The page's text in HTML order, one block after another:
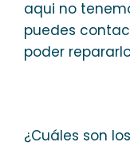
aqui no
puedes
poder
¿Cuáles son